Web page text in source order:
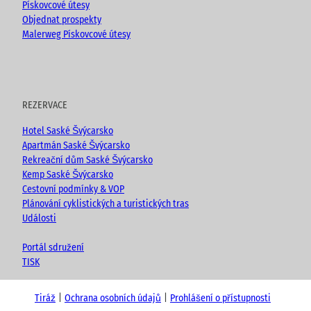
Pískovcové útesy
Objednat prospekty
Malerweg Pískovcové útesy
REZERVACE
Hotel Saské Švýcarsko
Apartmán Saské Švýcarsko
Rekreační dům Saské Švýcarsko
Kemp Saské Švýcarsko
Cestovní podmínky & VOP
Plánování cyklistických a turistických tras
Události
Portál sdružení
TISK
Tiráž Ochrana osobních údajů Prohlášení o přístupnosti